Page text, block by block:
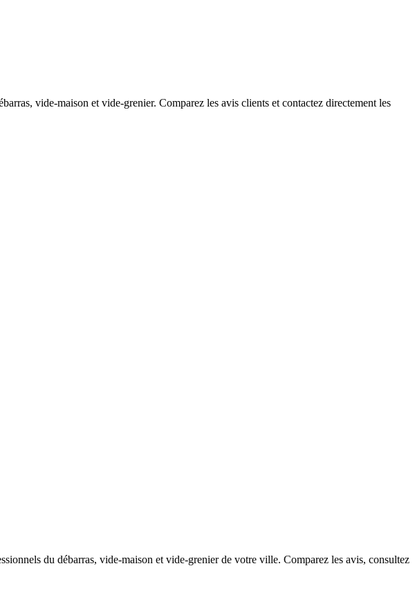
vide-maison et vide-grenier. Comparez les avis clients et contactez directement les
du débarras, vide-maison et vide-grenier de votre ville. Comparez les avis, consultez